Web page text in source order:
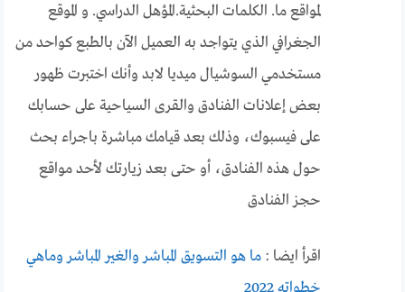
لمواقع ما. الكلمات البحثية.المؤهل الدراسي. و الموقع
الجغرافي الذي يتواجد به العميل الآن بالطبع كواحد من
مستخدمي السوشيال ميديا لابد وأنك اختبرت ظهور
بعض إعلانات الفنادق والقرى السياحية على حسابك
على فيسبوك، وذلك بعد قيامك مباشرة باجراء بحث
حول هذه الفنادق، أو حتى بعد زيارتك لأحد مواقع
حجز الفنادق
اقرأ ايضا :ما هو التسويق المباشر والغير المباشر وماهي
خطواته 2022